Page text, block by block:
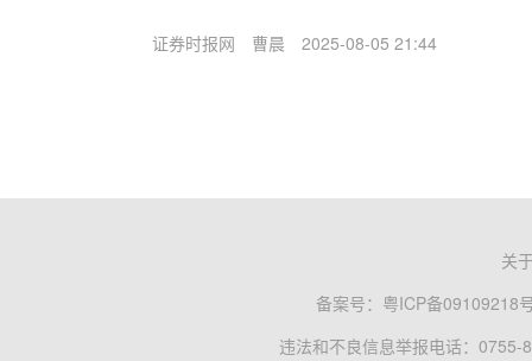
证券时报网 曹晨 2025-08-05 21:44
关
备案号： 粤ICP备09109218
违法和不良信息举报电话：0755-